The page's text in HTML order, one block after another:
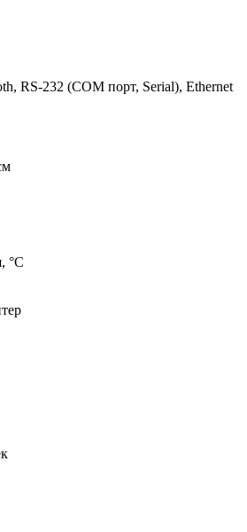
RS-232 (COM порт, Serial), Ethernet
°C